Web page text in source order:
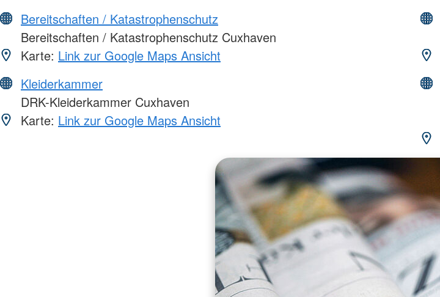
Bereitschaften / Katastrophenschutz
Bereitschaften / Katastrophenschutz Cuxhaven
Karte: Link zur Google Maps Ansicht
Kleiderkammer
DRK-Kleiderkammer Cuxhaven
Karte: Link zur Google Maps Ansicht